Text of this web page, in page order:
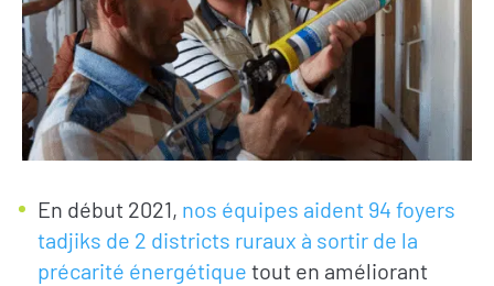
En début 2021, nos équipes aident 94 foyers
tadjiks de 2 districts ruraux à sortir de la
précarité énergétique tout en améliorant